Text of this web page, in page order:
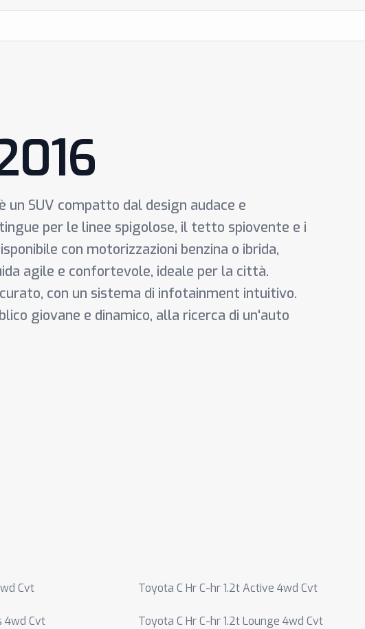
un SUV compatto dal design audace e
per le linee spigolose, il tetto spiovente e i
con motorizzazioni benzina o ibrida,
agile e confortevole, ideale per la città.
con un sistema di infotainment intuitivo.
giovane e dinamico, alla ricerca di un'auto
Cvt Toyota C Hr C-hr 1.2t Active 4wd Cvt
4wd Cvt Toyota C Hr C-hr 1.2t Lounge 4wd Cvt